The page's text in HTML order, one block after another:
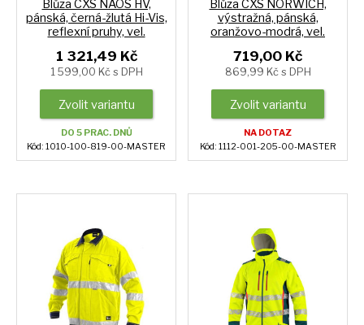
Blůza CXS NAOS HV,
pánská, černá-žlutá Hi-Vis,
reflexní pruhy, vel.
1 321,49 Kč
1 599,00 Kč s DPH
Zvolit variantu
DO 5 PRAC. DNŮ
Kód: 1010-100-819-00-MASTER
Blůza CXS NORWICH,
výstražná, pánská,
oranžovo-modrá, vel.
719,00 Kč
869,99 Kč s DPH
Zvolit variantu
NA DOTAZ
Kód: 1112-001-205-00-MASTER